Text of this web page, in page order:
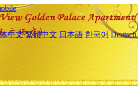
中文 繁體中文 日本語 한국어 Deutsch